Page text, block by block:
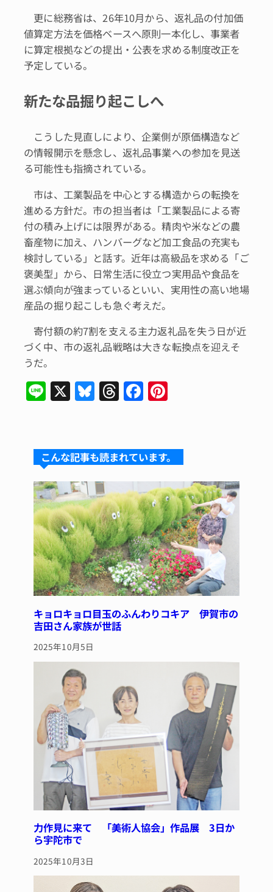
更に総務省は、26年10月から、返礼品の付加価
値算定方法を価格ベースへ原則一本化し、事業者
に算定根拠などの提出・公表を求める制度改正を
予定している。
新たな品掘り起こしへ
こうした見直しにより、企業側が原価構造など
の情報開示を懸念し、返礼品事業への参加を見送
る可能性も指摘されている。
市は、工業製品を中心とする構造からの転換を
進める方針だ。市の担当者は「工業製品による寄
付の積み上げには限界がある。精肉や米などの農
畜産物に加え、ハンバーグなど加工食品の充実も
検討している」と話す。近年は高級品を求める「ご
褒美型」から、日常生活に役立つ実用品や食品を
選ぶ傾向が強まっているといい、実用性の高い地場
産品の掘り起こしも急ぐ考えだ。
寄付額の約7割を支える主力返礼品を失う日が近
づく中、市の返礼品戦略は大きな転換点を迎えそ
うだ。
Li
n
X Bl
u
s
k
y
T
hr
a
d
s
F
a
e
b
o
o
k
re
st
こんな記事も読まれています。
キョロキョロ目玉のふんわりコキア 伊賀市の
吉田さん家族が世話
2025年10月5日
力作見に来て 「美術人協会」作品展 3日か
ら宇陀市で
2025年10月3日